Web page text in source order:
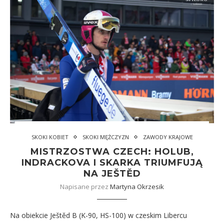
SKOKI KOBIET SKOKI MĘŻCZYZN ZAWODY KRAJOWE
MISTRZOSTWA CZECH: HOLUB,
INDRACKOVA I SKARKA TRIUMFUJĄ
NA JEŠTĚD
Napisane przez Martyna Okrzesik
Na obiekcie Ještěd B (K-90, HS-100) w czeskim Libercu